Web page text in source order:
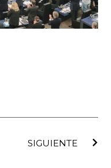
SIGUIENTE